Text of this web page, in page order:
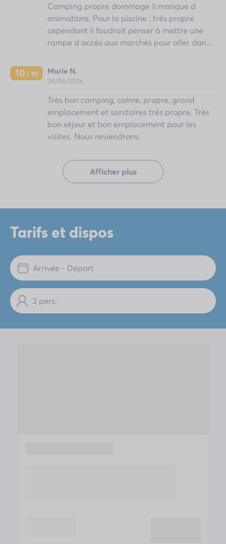
Camping propre dommage il manque d
animations. Pour la piscine : très propre
cependant il faudrait penser à mettre une
rampe d accès aux marchés pour aller dans l
faudrait penser à ouvrir le bar et la
distribution de pain et viennoiseries toute la
a part ces petites choses a améliorer c était
très bien.
10 / 10 Marie N.
26/06/2026
Très bon camping, calme, propre, grand
emplacement et sanitaires très propre. Très
bon séjour et bon emplacement pour les
visites. Nous reviendrons.
Afficher plus
Tarifs et dispos
Arrivée - Départ
2 pers.